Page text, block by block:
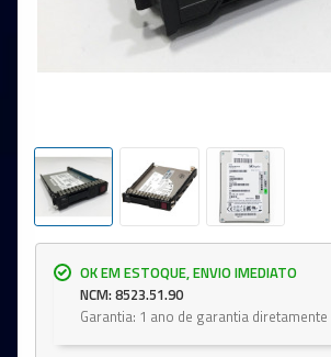
OK EM ESTOQUE, ENVIO IMEDIATO
NCM: 8523.51.90
Garantia: 1 ano de garantia diretamente